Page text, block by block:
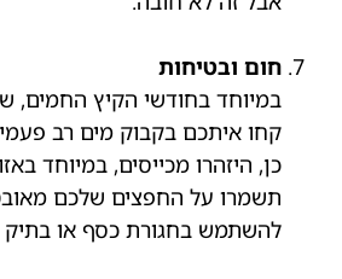
חום ובטיחות
במיוחד בחודשי הקיץ החמים,
קחו איתכם בקבוק מים רב פעמי
כן, היזהרו מכייסים, במיוחד
תשמרו על החפצים שלכם
להשתמש בחגורת כסף או בתיק